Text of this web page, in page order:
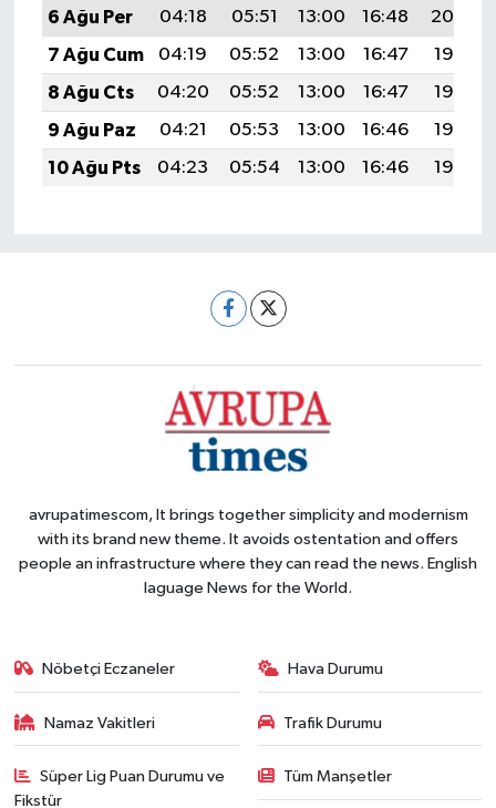
6 Ağu Per
04:18 05:51 13:00 16:48
20:00
7 Ağu Cum
04:19 05:52 13:00 16:47
19:58
8 Ağu Cts
04:20 05:52 13:00 16:47
19:57
9 Ağu Paz
04:21 05:53 13:00 16:46
19:56
10 Ağu Pts
04:23 05:54 13:00 16:46 19:55
avrupatimescom, It brings together simplicity and modernism
with its brand new theme. It avoids ostentation and offers
people an infrastructure where they can read the news. English
laguage News for the World.
Nöbetçi Eczaneler Hava Durumu
Namaz Vakitleri Trafik Durumu
Süper Lig Puan Durumu ve
Fikstür
Tüm Manşetler